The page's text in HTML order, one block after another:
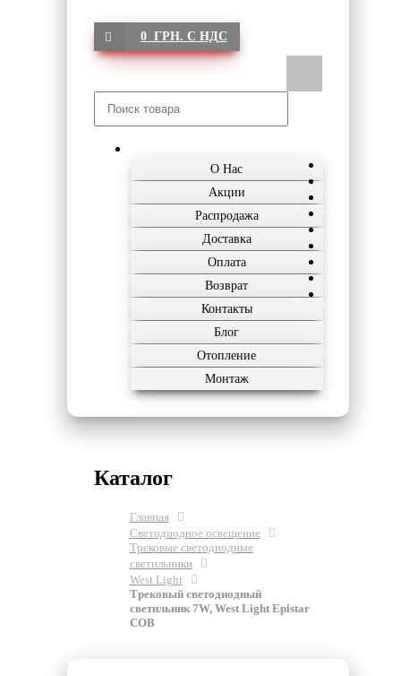
0 ГРН. С НДС
О Нас
Акции
Распродажа
Доставка
Оплата
Возврат
Контакты
Блог
Отопление
Монтаж
Каталог
Главная
Светодиодное освещение
Трековые светодиодные
светильники
West Light
Трековый светодиодный
светильник 7W, West Light Epistar
COB